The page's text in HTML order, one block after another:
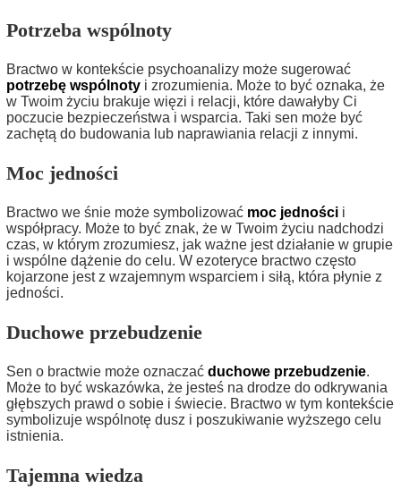
Potrzeba wspólnoty
Bractwo w kontekście psychoanalizy może sugerować
potrzebę wspólnoty i zrozumienia. Może to być oznaka, że
w Twoim życiu brakuje więzi i relacji, które dawałyby Ci
poczucie bezpieczeństwa i wsparcia. Taki sen może być
zachętą do budowania lub naprawiania relacji z innymi.
Moc jedności
Bractwo we śnie może symbolizować moc jedności i
współpracy. Może to być znak, że w Twoim życiu nadchodzi
czas, w którym zrozumiesz, jak ważne jest działanie w grupie
i wspólne dążenie do celu. W ezoteryce bractwo często
kojarzone jest z wzajemnym wsparciem i siłą, która płynie z
jedności.
Duchowe przebudzenie
Sen o bractwie może oznaczać duchowe przebudzenie.
Może to być wskazówka, że jesteś na drodze do odkrywania
głębszych prawd o sobie i świecie. Bractwo w tym kontekście
symbolizuje wspólnotę dusz i poszukiwanie wyższego celu
istnienia.
Tajemna wiedza